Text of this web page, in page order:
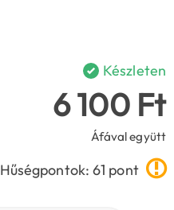
Készleten
6 100 Ft
Áfával együtt
Hűségpontok: 61 pont